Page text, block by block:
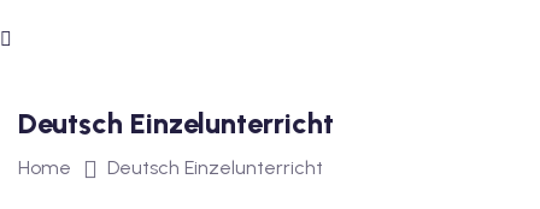
Deutsch Einzelunterricht
Home Deutsch Einzelunterricht